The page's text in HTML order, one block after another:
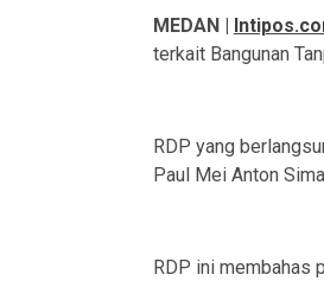
MEDAN |
terkait Bangunan
RDP yang
Paul Mei Anton
RDP ini membahas